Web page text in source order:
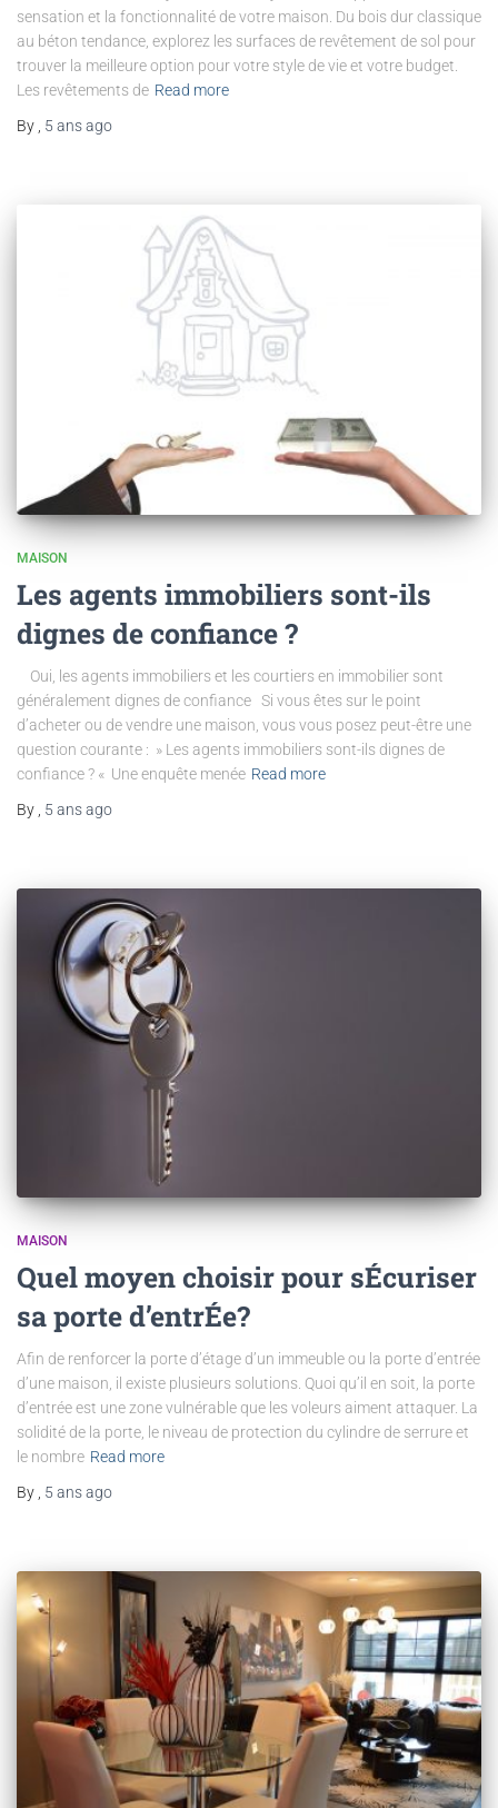
sensation et la fonctionnalité de votre maison. Du bois dur classique
au béton tendance, explorez les surfaces de revêtement de sol pour
trouver la meilleure option pour votre style de vie et votre budget.
Les revêtements de Read more
By
5 ansago
MAISON
Les agents immobiliers sont-ils
dignes de confiance ?
Oui, les agents immobiliers et les courtiers en immobilier sont
généralement dignes de confiance Si vous êtes sur le point
d’acheter ou de vendre une maison, vous vous posez peut-être une
question courante : » Les agents immobiliers sont-ils dignes de
confiance ? « Une enquête menée Read more
By
5 ansago
MAISON
Quel moyen choisir pour sÉcuriser
sa porte d’entrÉe?
Afin de renforcer la porte d’étage d’un immeuble ou la porte d’entrée
d’une maison, il existe plusieurs solutions. Quoi qu’il en soit, la porte
d’entrée est une zone vulnérable que les voleurs aiment attaquer. La
solidité de la porte, le niveau de protection du cylindre de serrure et
le nombre Read more
By , 5 ansago